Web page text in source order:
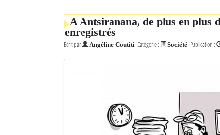
Mot de passe oublié ?
A Antsiranana, de plus en plus
enregistrés
Écrit par Angéline Coutiti Catégorie : Société Publication :